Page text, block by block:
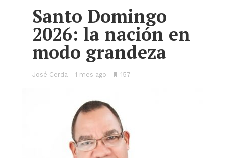
Santo Domingo
2026: la nación en
modo grandeza
José Cerda 1 mes ago
•157